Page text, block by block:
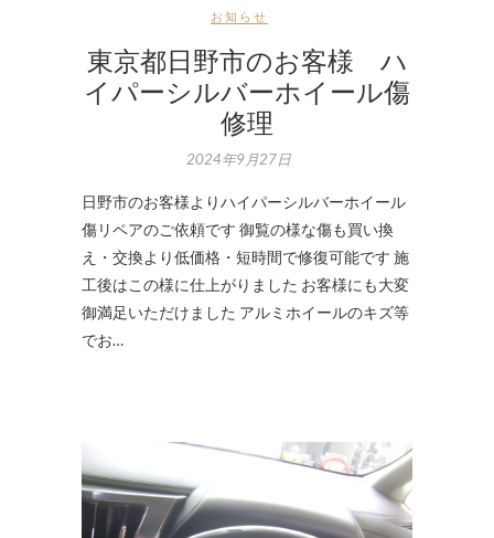
お知らせ
東京都日野市のお客様 ハ
イパーシルバーホイール傷
修理
2024年9月27日
日野市のお客様よりハイパーシルバーホイール
傷リペアのご依頼です 御覧の様な傷も買い換
え・交換より低価格・短時間で修復可能です 施
工後はこの様に仕上がりました お客様にも大変
御満足いただけました アルミホイールのキズ等
でお…